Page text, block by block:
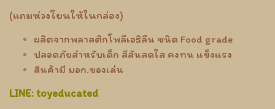
(แถมห่วงโยนให้ในกล่อง)
ผลิตจากพลาสติกโพลีเอธิลีน ชนิด Food grade
ปลอดภัยสำหรับเด็ก สีสันสดใส คงทน แข็งแรง
สินค้ามี มอก.ของเล่น
LINE: toyeducated